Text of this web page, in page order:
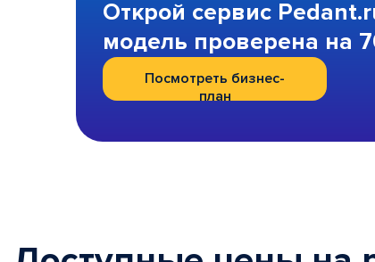
Открой сервис
модель проверена на
Посмотреть бизнес-
план